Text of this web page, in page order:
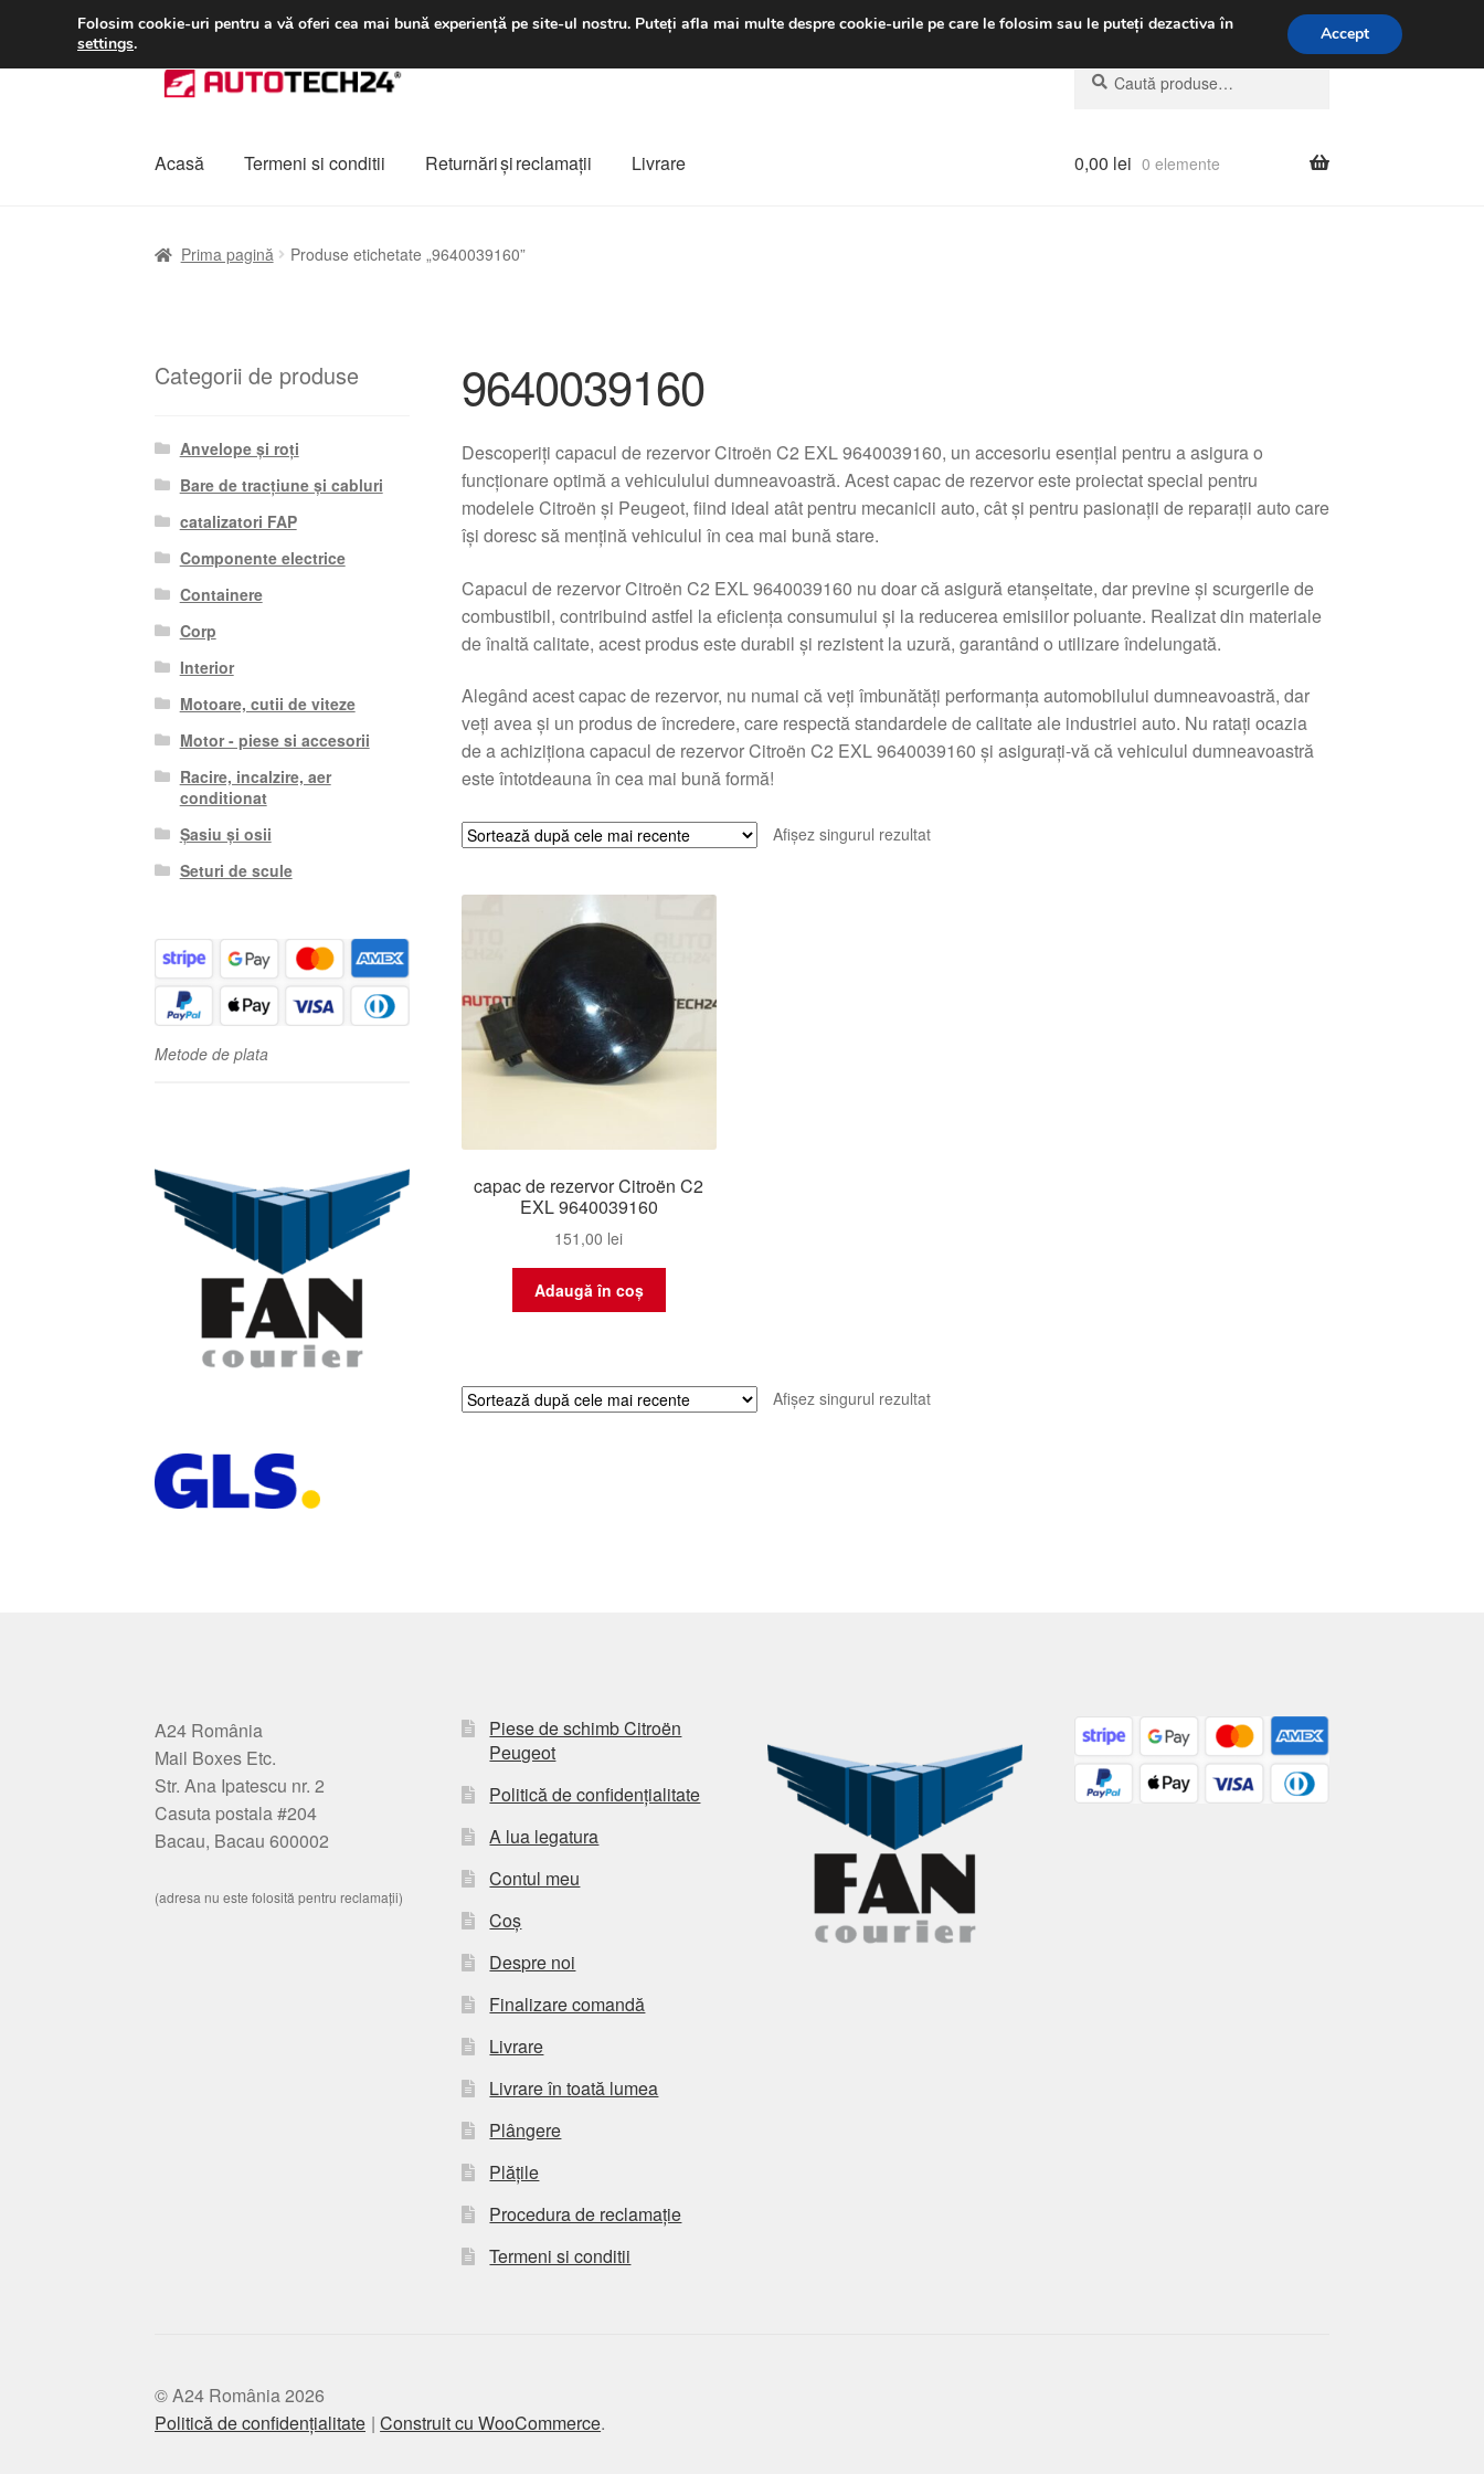
LIVRARE de la 33 lei luni-vineri 9 a.m. - 4 p.m.031 229 6816
Sari
la
Sari
la
Caută
după:
Caută
Acasă Termeni si conditii Returnări şi reclamații Livrare 0,00 lei 0 elemente
Prima pagină Produse etichetate „9640039160”
9640039160
Descoperiți capacul de rezervor Citroën C2 EXL 9640039160, un accesoriu esențial pentru a asigura o
funcționare optimă a vehiculului dumneavoastră. Acest capac de rezervor este proiectat special pentru
modelele Citroën și Peugeot, fiind ideal atât pentru mecanicii auto, cât și pentru pasionații de reparații auto care
își doresc să mențină vehiculul în cea mai bună stare.
Capacul de rezervor Citroën C2 EXL 9640039160 nu doar că asigură etanșeitate, dar previne și scurgerile de
combustibil, contribuind astfel la eficiența consumului și la reducerea emisiilor poluante. Realizat din materiale
de înaltă calitate, acest produs este durabil și rezistent la uzură, garantând o utilizare îndelungată.
Alegând acest capac de rezervor, nu numai că veți îmbunătăți performanța automobilului dumneavoastră, dar
veți avea și un produs de încredere, care respectă standardele de calitate ale industriei auto. Nu ratați ocazia
de a achiziționa capacul de rezervor Citroën C2 EXL 9640039160 și asigurați-vă că vehiculul dumneavoastră
este întotdeauna în cea mai bună formă!
Afișez singurul rezultat
capac de rezervor Citroën C2
EXL 9640039160
151,00 lei
Adaugă în coș
Afișez singurul rezultat
Categorii de produse
Anvelope și roți
Bare de tracțiune și cabluri
catalizatori FAP
Componente electrice
Containere
Corp
Interior
Motoare, cutii de viteze
Motor - piese si accesorii
Racire, incalzire, aer
conditionat
Șasiu și osii
Seturi de scule
Metode de plata
A24 România
Mail Boxes Etc.
Str. Ana Ipatescu nr. 2
Casuta postala #204
Bacau, Bacau 600002
(adresa nu este folosită pentru reclamații)
Piese de schimb Citroën
Peugeot
Politică de confidențialitate
A lua legatura
Contul meu
Coș
Despre noi
Finalizare comandă
Livrare
Livrare în toată lumea
Plângere
Plățile
Procedura de reclamație
Termeni si conditii
© A24 România 2026
Politică de confidențialitate Construit cu WooCommerce.
Folosim cookie-uri pentru a vă oferi cea mai bună experiență pe site-ul nostru. Puteți afla mai multe despre cookie-urile pe care le folosim sau le puteți dezactiva în
settings. Accept